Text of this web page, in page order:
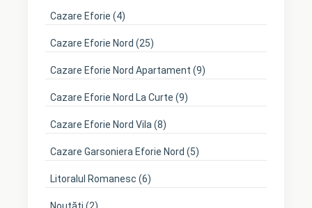
Cazare Eforie (4)
Cazare Eforie Nord (25)
Cazare Eforie Nord Apartament (9)
Cazare Eforie Nord La Curte (9)
Cazare Eforie Nord Vila (8)
Cazare Garsoniera Eforie Nord (5)
Litoralul Romanesc (6)